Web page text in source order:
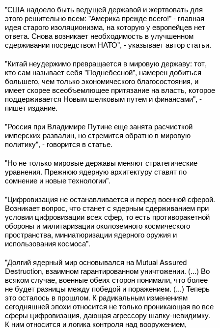
"США надоело быть ведущей державой и жертвовать для
этого решительно всем: "Америка прежде всего!" - главная
идея старого изоляционизма, на которую у европейцев нет
ответа. Снова возникает необходимость в улучшенном
сдерживании посредством НАТО", - указывает автор статьи.
"Китай неудержимо превращается в мировую державу: тот,
кто сам называет себя "Поднебесной", намерен добиться
большего, чем только экономического благосостояния, и
имеет скорее всеобъемлющее притязание на власть, которое
поддерживается Новым шелковым путем и финансами", -
пишет издание.
"Россия при Владимире Путине еще занята расчисткой
имперских развалин, но стремится обратно в мировую
политику", - говорится в статье.
"Но не только мировые державы меняют стратегические
уравнения. Прежнюю ядерную архитектуру ставят по
сомнение и новые технологии".
"Цифровизация не останавливается и перед военной сферой.
Возникает вопрос, что станет с ядерным сдерживанием при
условии цифровизации всех сфер, то есть противоракетной
обороны и милитаризации околоземного космического
пространства, миниатюризации ядерного оружия и
использования космоса".
"Долгий ядерный мир основывался на Mutual Assured
Destruction, взаимном гарантированном уничтожении. (...) Во
всяком случае, военные обеих сторон понимали, что более
не будет разницы между победой и поражением. (...) Теперь
это осталось в прошлом. К радикальным изменениям
сегодняшней эпохи относится не только проникающая во все
сферы цифровизация, дающая агрессору шапку-невидимку.
К ним относится и логика контроля над вооружением,